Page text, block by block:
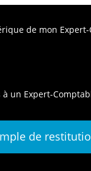
de mon
un Expert-
de